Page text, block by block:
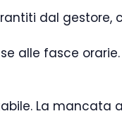
dal gestore,
alle fasce orarie.
La mancata